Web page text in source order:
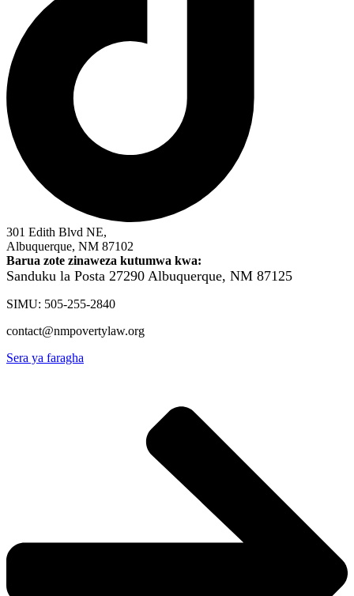
301 Edith Blvd NE,
Albuquerque, NM 87102
Barua zote zinaweza kutumwa kwa:
Sanduku la Posta 27290 Albuquerque, NM 87125
SIMU: 505-255-2840
contact@nmpovertylaw.org
Sera ya faragha